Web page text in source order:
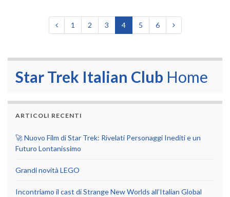
1 2 3 4 5 6
Star Trek Italian Club Home
ARTICOLI RECENTI
🚀 Nuovo Film di Star Trek: Rivelati Personaggi Inediti e un
Futuro Lontanissimo
Grandi novità LEGO
Incontriamo il cast di Strange New Worlds all’Italian Global